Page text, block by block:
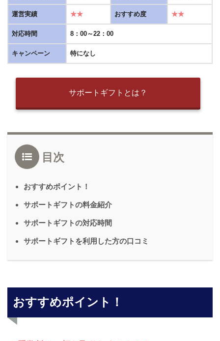
運営実績 ★★ おすすめ度 ★★
対応時間 8：00～22：00
キャンペーン 特になし
サポートギフトとは？
目次
おすすめポイント！
サポートギフトの料金紹介
サポートギフトの対応時間
サポートギフトを利用した方の口コミ
おすすめポイント！